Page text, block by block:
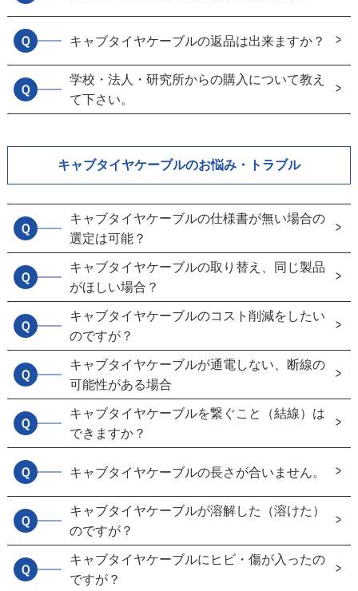
Ｑ キャブタイヤケーブルの返品は出来ますか？
Ｑ
学校・法人・研究所からの購入について教え
て下さい。
キャブタイヤケーブルのお悩み・トラブル
Ｑ
キャブタイヤケーブルの仕様書が無い場合の
選定は可能？
Ｑ
キャブタイヤケーブルの取り替え、同じ製品
がほしい場合？
Ｑ
キャブタイヤケーブルのコスト削減をしたい
のですが？
Ｑ
キャブタイヤケーブルが通電しない、断線の
可能性がある場合
Ｑ
キャブタイヤケーブルを繋ぐこと（結線）は
できますか？
Ｑ キャブタイヤケーブルの長さが合いません。
Ｑ
キャブタイヤケーブルが溶解した（溶けた）
のですが？
Ｑ
キャブタイヤケーブルにヒビ・傷が入ったの
ですが？